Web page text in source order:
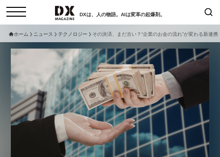
DXは、人の物語。AIは変革の起爆剤。
インタビュー
ニュース
サービスメニュー 日本オムニチャネル協会
トップページ
特集
動画
サイトマップ
検索
現在開催予定のセミナー
非公開: 【8/6開催】AIエージェン
ト時代、日本企業は何から始める
ホーム ニュース テクノロジー その決済、まだ古い？“企業のお金の流れ”が変わる新連携